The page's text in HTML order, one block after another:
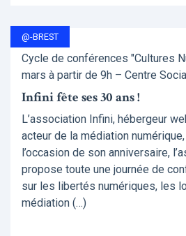
@-BREST
Cycle de conférences "Cultures
mars à partir de 9h – Centre
Infini fête ses 30 ans !
L’association Infini, hébergeur
acteur de la médiation
l’occasion de son anniversaire,
propose toute une journée de
sur les libertés numériques, les
médiation (…)